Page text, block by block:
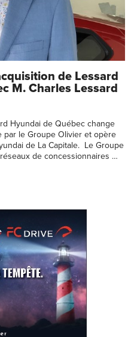
de Lessard
M. Charles Lessard
Hyundai de Québec change
par le Groupe Olivier et opère
de La Capitale. Le Groupe
de concessionnaires …